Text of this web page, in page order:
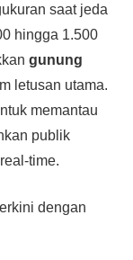
saat jeda
hingga 1.500
gunung
letusan utama.
memantau
publik
time.
dengan